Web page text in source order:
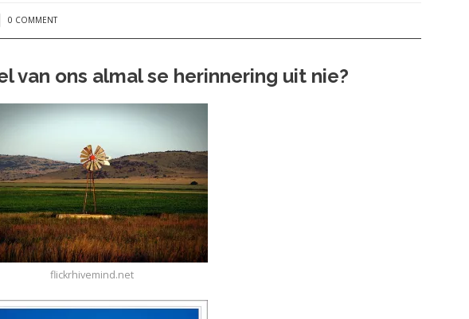
0 COMMENT
van ons almal se herinnering uit nie?
flickrhivemind.net